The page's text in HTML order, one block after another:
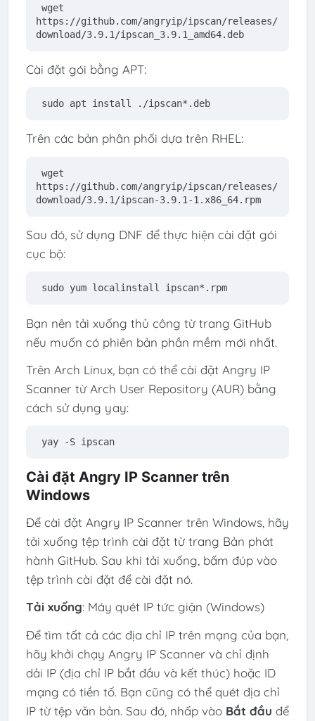
wget
https://github.com/angryip/ipscan/releases/
download/3.9.1/ipscan_3.9.1_amd64.deb
Cài đặt gói bằng APT:
sudo apt install ./ipscan*.deb
Trên các bản phân phối dựa trên RHEL:
wget
https://github.com/angryip/ipscan/releases/
download/3.9.1/ipscan-3.9.1-1.x86_64.rpm
Sau đó, sử dụng DNF để thực hiện cài đặt gói
cục bộ:
sudo yum localinstall ipscan*.rpm
Bạn nên tải xuống thủ công từ trang GitHub
nếu muốn có phiên bản phần mềm mới nhất.
Trên Arch Linux, bạn có thể cài đặt Angry IP
Scanner từ Arch User Repository (AUR) bằng
cách sử dụng yay:
yay -S ipscan
Cài đặt Angry IP Scanner trên
Windows
Để cài đặt Angry IP Scanner trên Windows, hãy
tải xuống tệp trình cài đặt từ trang Bản phát
hành GitHub. Sau khi tải xuống, bấm đúp vào
tệp trình cài đặt để cài đặt nó.
Tải xuống: Máy quét IP tức giận (Windows)
Để tìm tất cả các địa chỉ IP trên mạng của bạn,
hãy khởi chạy Angry IP Scanner và chỉ định
dải IP (địa chỉ IP bắt đầu và kết thúc) hoặc ID
mạng có tiền tố. Bạn cũng có thể quét địa chỉ
IP từ tệp văn bản. Sau đó, nhấp vào Bắt đầu để